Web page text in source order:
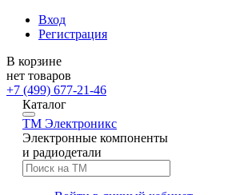
Вход
Регистрация
В корзине
нет товаров
+7 (499) 677-21-46
Каталог
TM Электроникс
Электронные компоненты
и радиодетали